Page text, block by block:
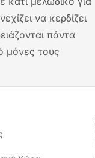
να κερδίζει
πάντα
μόνες τους